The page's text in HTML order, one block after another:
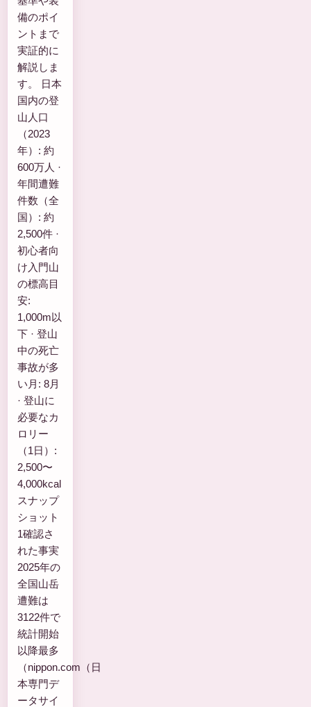
備のポイ
ントまで
実証的に
解説しま
す。 日本
国内の登
山人口
（2023
年）: 約
600万人 ·
年間遭難
件数（全
国）: 約
2,500件 ·
初心者向
け入門山
の標高目
安:
1,000m以
下 · 登山
中の死亡
事故が多
い月: 8月
· 登山に
必要なカ
ロリー
（1日）:
2,500〜
4,000kcal
スナップ
ショット
1確認さ
れた事実
2025年の
全国山岳
遭難は
3122件で
統計開始
以降最多
（nippon.com（日
本専門デ
ータサイ